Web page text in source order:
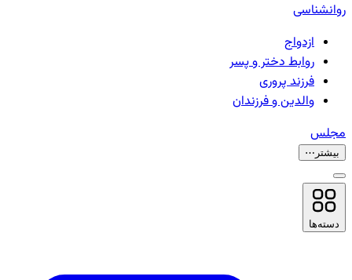
روانشناسی
ازدواج
روابط دختر و پسر
فرزند پروری
والدین و فرزندان
مجلس
بیشتر ⋯
دسته‌ها